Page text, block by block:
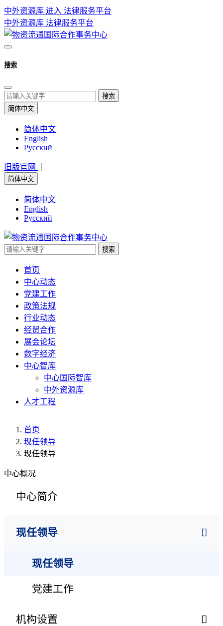
中外资源库 进入 法律服务平台
中外资源库 法律服务平台
搜索
搜索
简体中文
简体中文
English
Русский
旧版官网
简体中文
简体中文
English
Русский
搜索
首页
中心动态
党建工作
政策法规
行业动态
经贸合作
展会论坛
数字经济
中心智库
中心国际智库
中外资源库
人才工程
首页
现任领导
现任领导
中心概况
中心简介
现任领导
现任领导
党建工作
机构设置